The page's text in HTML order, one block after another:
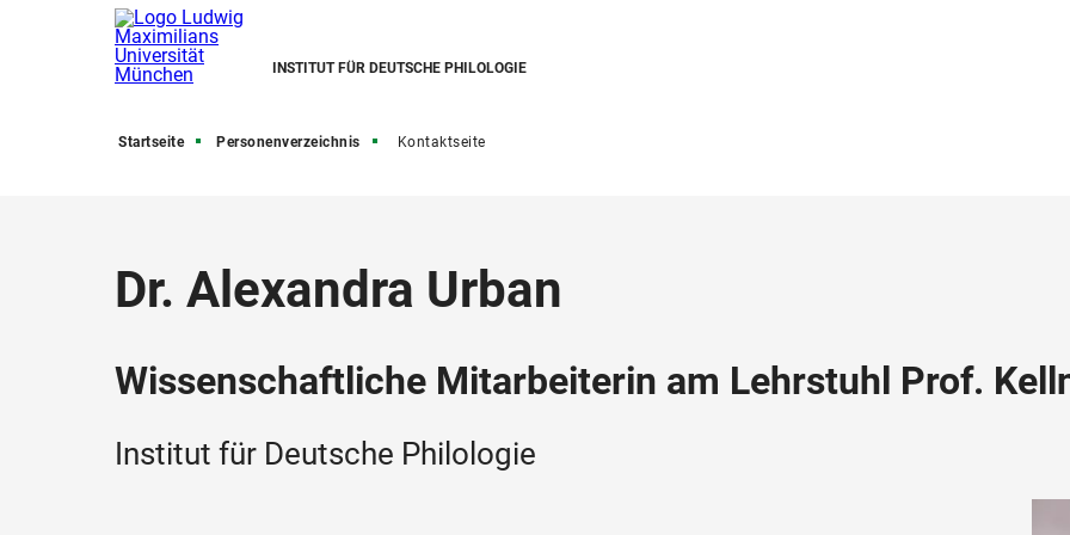
INSTITUT FÜR DEUTSCHE PHILOLOGIE
Startseite Personenverzeichnis Kontaktseite
Dr. Alexandra Urban
Wissenschaftliche Mitarbeiterin am Lehrstuhl Prof.
Institut für Deutsche Philologie